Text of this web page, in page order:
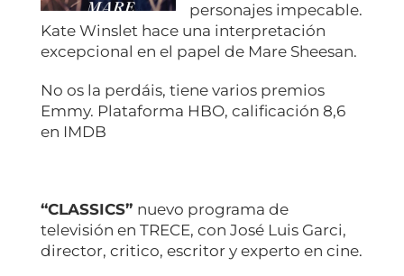
personajes impecable.
Kate Winslet hace una interpretación
excepcional en el papel de Mare Sheesan.
No os la perdáis, tiene varios premios
Emmy. Plataforma HBO, calificación 8,6
en IMDB
“CLASSICS” nuevo programa de
televisión en TRECE, con José Luis Garci,
director, critico, escritor y experto en cine.